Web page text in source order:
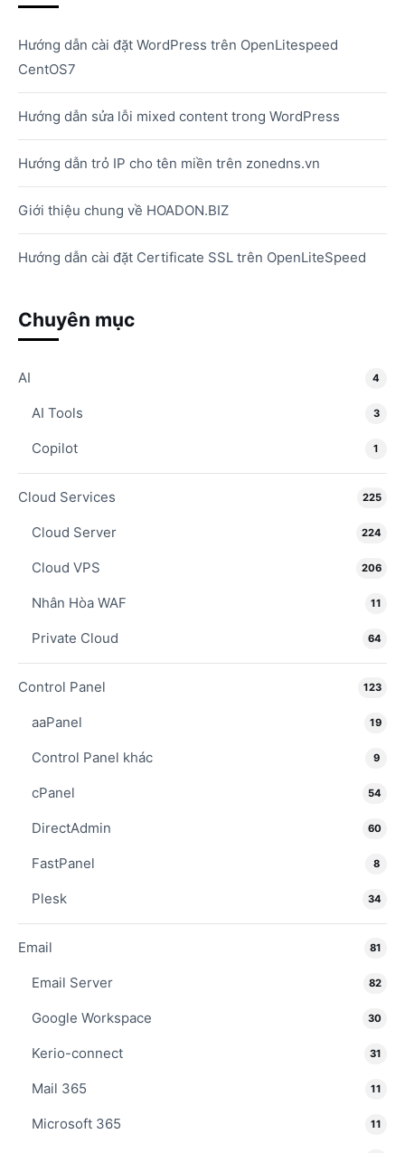
Hướng dẫn cài đặt WordPress trên OpenLitespeed
CentOS7
Hướng dẫn sửa lỗi mixed content trong WordPress
Hướng dẫn trỏ IP cho tên miền trên zonedns.vn
Giới thiệu chung về HOADON.BIZ
Hướng dẫn cài đặt Certificate SSL trên OpenLiteSpeed
Chuyên mục
AI 4
AI Tools 3
Copilot 1
Cloud Services 225
Cloud Server 224
Cloud VPS 206
Nhân Hòa WAF 11
Private Cloud 64
Control Panel 123
aaPanel 19
Control Panel khác 9
cPanel 54
DirectAdmin 60
FastPanel 8
Plesk 34
Email 81
Email Server 82
Google Workspace 30
Kerio-connect 31
Mail 365 11
Microsoft 365 11